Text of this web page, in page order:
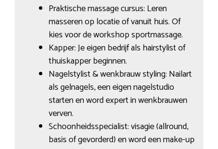
Praktische massage cursus: Leren
masseren op locatie of vanuit huis. Of
kies voor de workshop sportmassage.
Kapper: Je eigen bedrijf als hairstylist of
thuiskapper beginnen.
Nagelstylist & wenkbrauw styling: Nailart
als gelnagels, een eigen nagelstudio
starten en word expert in wenkbrauwen
verven.
Schoonheidsspecialist: visagie (allround,
basis of gevorderd) en word een make-up